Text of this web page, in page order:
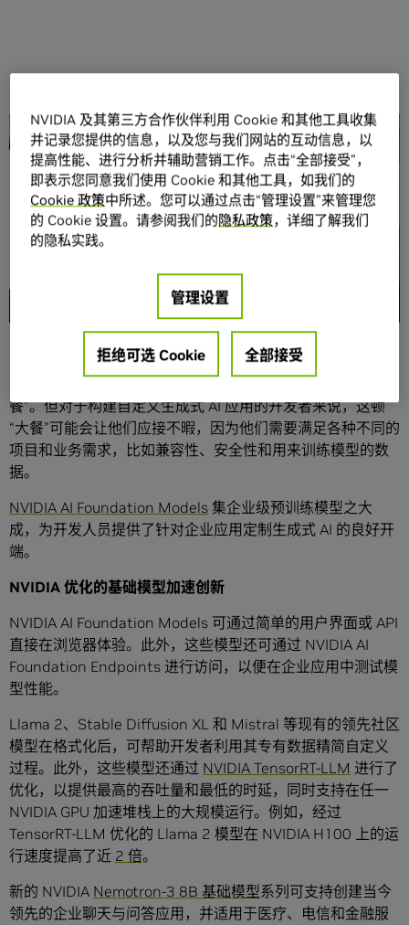
分享
Foundation Models，使用 NVIDIA AI Foundation Endpoints
在应用程序中进行测试，然后使用专有的业务数据进行自定
餐”。但对于构建自定义生成式 AI 应用的开发者来说，这顿
“大餐”可能会让他们应接不暇，因为他们需要满足各种不同的
项目和业务需求，比如兼容性、安全性和用来训练模型的数
据。
NVIDIA AI Foundation Models 集企业级预训练模型之大
成，为开发人员提供了针对企业应用定制生成式 AI 的良好开
端。
NVIDIA 优化的基础模型加速创新
NVIDIA AI Foundation Models 可通过简单的用户界面或 API
直接在浏览器体验。此外，这些模型还可通过 NVIDIA AI
Foundation Endpoints 进行访问，以便在企业应用中测试模
型性能。
Llama 2、Stable Diffusion XL 和 Mistral 等现有的领先社区
模型在格式化后，可帮助开发者利用其专有数据精简自定义
过程。此外，这些模型还通过 NVIDIA TensorRT-LLM 进行了
优化，以提供最高的吞吐量和最低的时延，同时支持在任一
NVIDIA GPU 加速堆栈上的大规模运行。例如，经过
TensorRT-LLM 优化的 Llama 2 模型在 NVIDIA H100 上的运
行速度提高了近 2 倍。
新的 NVIDIA Nemotron-3 8B 基础模型系列可支持创建当今
领先的企业聊天与问答应用，并适用于医疗、电信和金融服
NVIDIA 及其第三方合作伙伴利用 Cookie 和其他工具收集
并记录您提供的信息，以及您与我们网站的互动信息，以
提高性能、进行分析并辅助营销工作。点击“全部接受”，
即表示您同意我们使用 Cookie 和其他工具，如我们的
Cookie 政策中所述。您可以通过点击“管理设置”来管理您
的 Cookie 设置。请参阅我们的隐私政策，详细了解我们
的隐私实践。
管理设置
拒绝可选 Cookie 全部接受